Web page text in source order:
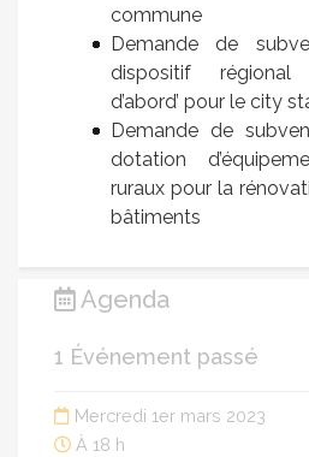
commune
Demande de
dispositif régional
d’abord’ pour le city
Demande de
dotation
ruraux pour la
bâtiments
Agenda
1 Événement passé
Mercredi 1er mars 2023
À 18 h